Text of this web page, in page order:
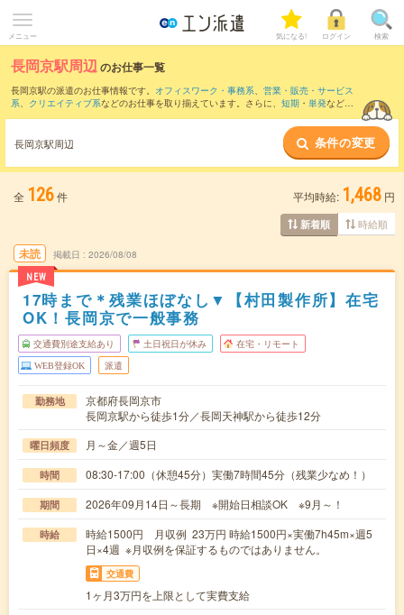
メニュー 気になる! ログイン 検索
長岡京駅周辺のお仕事一覧
長岡京駅の派遣のお仕事情報です。 オフィスワーク・事務系、 営業・販売・サービス
系、 クリエイティブ系などのお仕事を取り揃えています。さらに、 短期 ・ 単発などの
また、烏丸駅・ 京都河原町駅
など近隣駅のお仕
事もご確認いただけます。
長岡京駅周辺 条件の変更
全 126件 平均時給: 1,468 円
新着順 時給順
未読
NEW
掲載日 2026/08/08
17時まで＊残業ほぼなし▼【村田製作所】在宅
OK！長岡京で一般事務
交通費別途支給あり 土日祝日が休み 在宅・リモート
WEB登録OK 派遣
勤務地
京都府長岡京市
長岡京駅から徒歩1分／長岡天神駅から徒歩12分
曜日頻度 月～金／週5日
時間 08:30-17:00（休憩45分）実働7時間45分（残業少なめ！）
期間 2026年09月14日～長期 ※開始日相談OK ※9月～！
時給
時給1500円 月収例 23万円 時給1500円×実働7h45m×週5
日×4週 ※月収例を保証するものではありません。
交通費
1ヶ月3万円を上限として実費支給